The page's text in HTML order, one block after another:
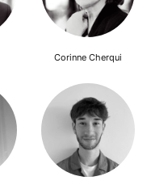
Corinne Cherqui